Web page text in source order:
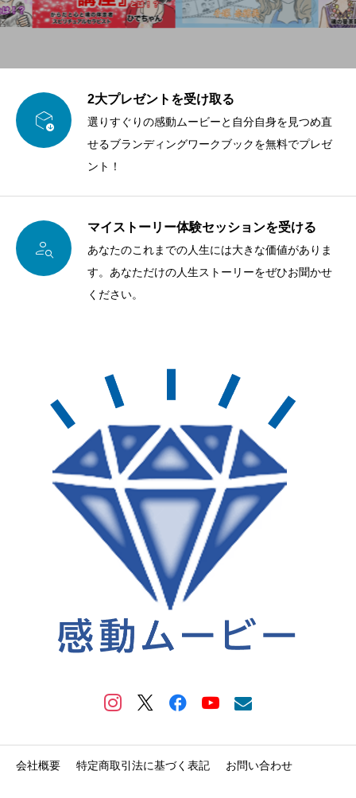

2大プレゼントを受け取る
選りすぐりの感動ムービーと自分自身を見つめ直
せるブランディングワークブックを無料でプレゼ
ント！

マイストーリー体験セッションを受ける
あなたのこれまでの人生には大きな価値がありま
す。あなただけの人生ストーリーをぜひお聞かせ
ください。
会社概要 特定商取引法に基づく表記 お問い合わせ